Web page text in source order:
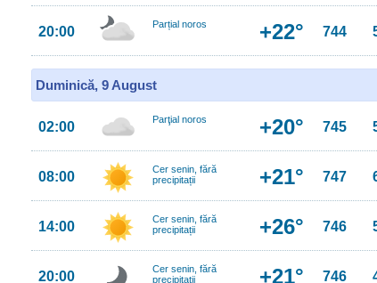
20:00 Parțial noros +22° 744
Duminică, 9 August
02:00 Parţial noros +20° 745
08:00
Cer senin, fără
precipitații
+21° 747
14:00
Cer senin, fără
precipitații
+26° 746
20:00
Cer senin, fără
precipitații
+21° 746